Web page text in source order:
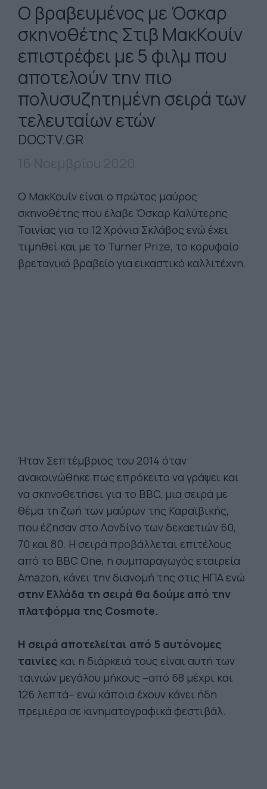
Ο βραβευμένος με Όσκαρ
σκηνοθέτης Στιβ ΜακΚουίν
επιστρέφει με 5 φιλμ που
αποτελούν την πιο
πολυσυζητημένη σειρά των
τελευταίων ετών
DOCTV.GR
Ο ΜακΚουίν είναι ο πρώτος μαύρος
σκηνοθέτης που έλαβε Όσκαρ Καλύτερης
Ταινίας για το 12 Χρόνια Σκλάβος ενώ έχει
τιμηθεί και με το Turner Prize, το κορυφαίο
βρετανικό βραβείο για εικαστικό καλλιτέχνη.
Ήταν Σεπτέμβριος του 2014 όταν
ανακοινώθηκε πως επρόκειτο να γράψει και
να σκηνοθετήσει για το BBC, μια σειρά με
θέμα τη ζωή των μαύρων της Καραϊβικής,
που έζησαν στο Λονδίνο των δεκαετιών 60,
70 και 80. Η σειρά προβάλλεται επιτέλους
από το BBC One, η συμπαραγωγός εταιρεία
Amazon, κάνει την διανομή της στις ΗΠΑ ενώ
στην Ελλάδα τη σειρά θα δούμε από την
πλατφόρμα της Cosmote.
Η σειρά αποτελείται από 5 αυτόνομες
ταινίες και η διάρκειά τους είναι αυτή των
ταινιών μεγάλου μήκους –από 68 μέχρι και
126 λεπτά– ενώ κάποια έχουν κάνει ήδη
πρεμιέρα σε κινηματογραφικά φεστιβάλ.